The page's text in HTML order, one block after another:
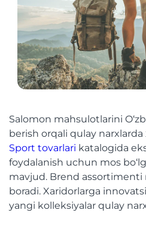
Salomon mahsulotlarini
berish orqali qulay
Sport tovarlari katalogida
foydalanish uchun mos
mavjud. Brend
boradi. Xaridorlarga
yangi kolleksiyalar qulay